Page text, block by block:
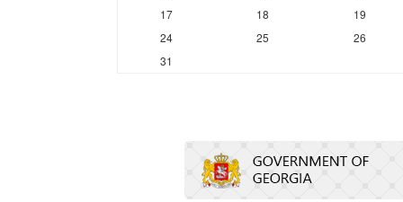
17
18
19
24
25
26
31